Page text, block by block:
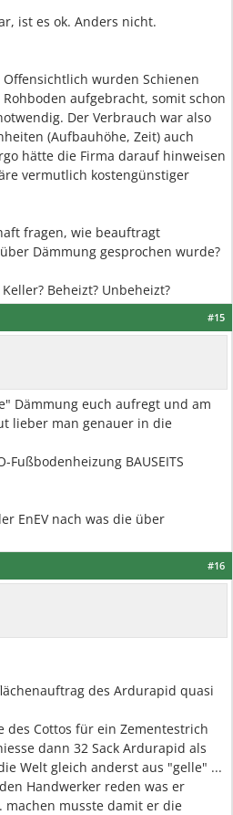
ist es ok. Anders nicht.
wurden Schienen
aufgebracht, somit schon
Der Verbrauch war also
(Aufbauhöhe, Zeit) auch
hätte die Firma darauf hinweisen
vermutlich kostengünstiger
fragen, wie beauftragt
Dämmung gesprochen wurde?
Beheizt? Unbeheizt?
#15
Dämmung euch aufregt und am
lieber man genauer in die
Fußbodenheizung BAUSEITS
EnEV nach was die über
#16
des Ardurapid quasi
des Cottos für ein Zementestrich
dann 32 Sack Ardurapid als
Welt gleich anderst aus "gelle" ...
Handwerker reden was er
musste damit er die